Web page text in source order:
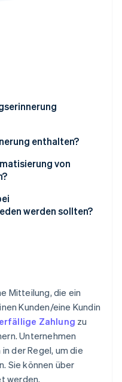
Lösungen für die
enthalten?
von
werden sollten?
Mitteilung, die ein
Kunden/eine Kundin
Zahlung zu
Unternehmen
der Regel, um die
Sie können über
werden,